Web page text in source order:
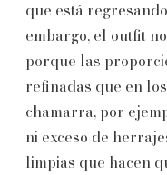
que está
embargo, el outfit
porque las
refinadas que en
chamarra, por
ni exceso de
limpias que hacen